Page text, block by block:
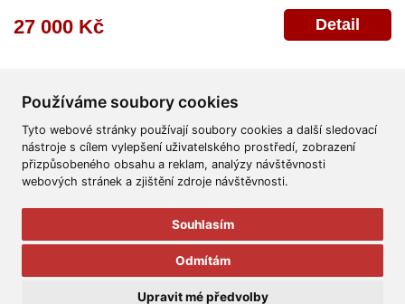
Používáme soubory cookies
Tyto webové stránky používají soubory cookies a další sledovací
nástroje s cílem vylepšení uživatelského prostředí, zobrazení
přizpůsobeného obsahu a reklam, analýzy návštěvnosti
webových stránek a zjištění zdroje návštěvnosti.
Souhlasím
Odmítám
Upravit mé předvolby
27 000 Kč Detail
Všeobecné obchodní podmínky Reklamační řád
Ochrana osobních údajů
Všechna práva vyhrazena.